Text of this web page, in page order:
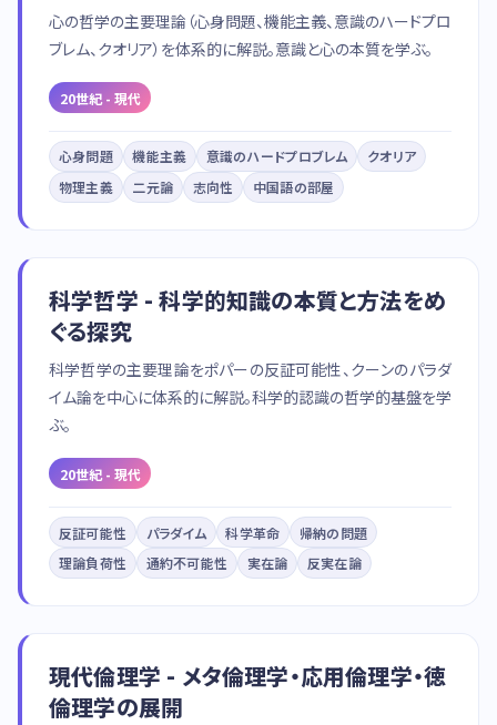
心の哲学の主要理論（心身問題、機能主義、意識のハードプロ
ブレム、クオリア）を体系的に解説。意識と心の本質を学ぶ。
20世紀 - 現代
心身問題 機能主義 意識のハードプロブレム
クオリア
物理主義
二元論 志向性 中国語の部屋
科学哲学 - 科学的知識の本質と方法をめ
ぐる探究
科学哲学の主要理論をポパーの反証可能性、クーンのパラダ
イム論を中心に体系的に解説。科学的認識の哲学的基盤を学
ぶ。
20世紀 - 現代
反証可能性 パラダイム 科学革命
帰納の問題
理論負荷性
通約不可能性 実在論 反実在論
現代倫理学 - メタ倫理学・応用倫理学・徳
倫理学の展開